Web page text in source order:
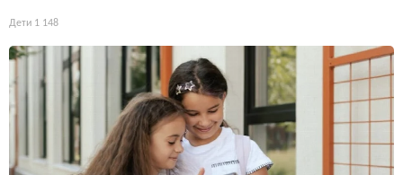
Дети 1 148